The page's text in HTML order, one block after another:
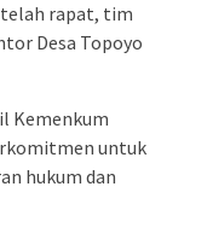
rapat, tim
Desa Topoyo
Kemenkum
untuk
hukum dan